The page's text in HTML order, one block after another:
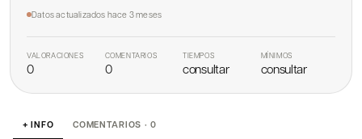
Datos actualizados hace 3 meses
VALORACIONES
0
COMENTARIOS
0
TIEMPOS
consultar
MÍNIMOS
consultar
+ INFO COMENTARIOS · 0